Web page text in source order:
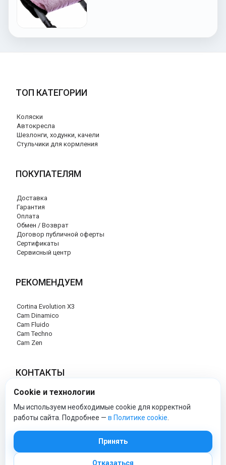
ТОП КАТЕГОРИИ
Коляски
Автокресла
Шезлонги, ходунки, качели
Стульчики для кормления
ПОКУПАТЕЛЯМ
Доставка
Гарантия
Оплата
Обмен / Возврат
Договор публичной оферты
Сертификаты
Сервисный центр
РЕКОМЕНДУЕМ
Cortina Evolution X3
Cam Dinamico
Cam Fluido
Cam Techno
Cam Zen
КОНТАКТЫ
+7 (495) 120-29-85
info@cam-official-store.ru
Cookie и технологии
Мы используем необходимые cookie для корректной
работы сайта. Подробнее — в Политике cookie
Принять
Отказаться